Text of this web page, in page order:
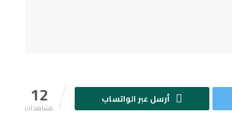
12
مشاهدات
أرسل عبر الواتساب